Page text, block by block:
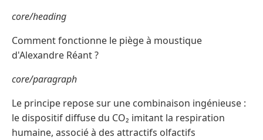
core/heading
Comment fonctionne le piège à moustique
d'Alexandre Réant ?
core/paragraph
Le principe repose sur une combinaison ingénieuse :
le dispositif diffuse du CO₂ imitant la respiration
humaine, associé à des attractifs olfactifs